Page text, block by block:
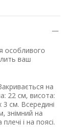
особливого
ваш
на
22 см, висота:
см. Всередині
знімний на
і на поясі.